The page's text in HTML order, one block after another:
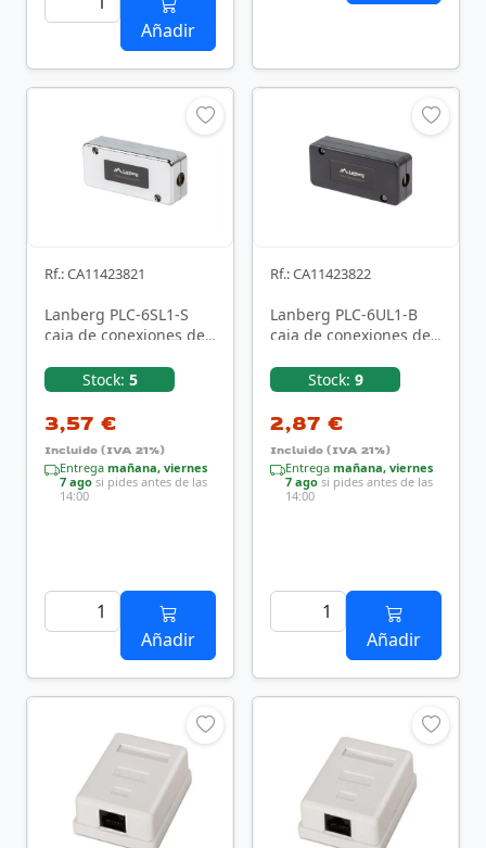
Añadir
Rf.: CA11423821
Lanberg PLC-6SL1-S
caja de conexiones de
Stock: 5
3,57 €
Incluido (IVA 21%)
Entrega mañana, viernes
7 ago si pides antes de las
14:00
Añadir
Rf.: CA11423822
Lanberg PLC-6UL1-B
caja de conexiones de
Stock: 9
2,87 €
Incluido (IVA 21%)
Entrega mañana, viernes
7 ago si pides antes de las
14:00
Añadir